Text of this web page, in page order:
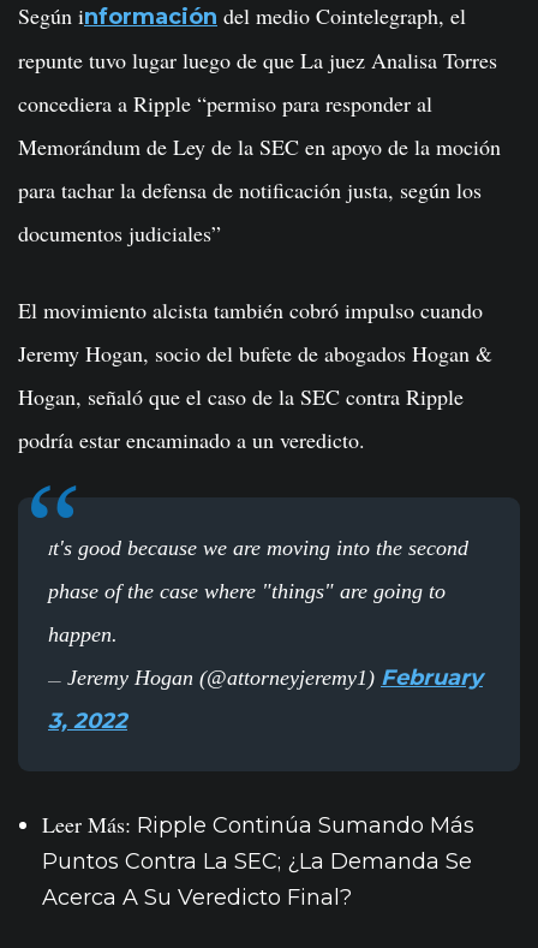
Según información del medio Cointelegraph, el
repunte tuvo lugar luego de que La juez Analisa Torres
concediera a Ripple “permiso para responder al
Memorándum de Ley de la SEC en apoyo de la moción
para tachar la defensa de notificación justa, según los
documentos judiciales”
El movimiento alcista también cobró impulso cuando
Jeremy Hogan, socio del bufete de abogados Hogan &
Hogan, señaló que el caso de la SEC contra Ripple
podría estar encaminado a un veredicto.
It's good because we are moving into the second
phase of the case where "things" are going to
happen.
— Jeremy Hogan (@attorneyjeremy1) February
3, 2022
Leer Más: Ripple Continúa Sumando Más
Puntos Contra La SEC; ¿La Demanda Se
Acerca A Su Veredicto Final?